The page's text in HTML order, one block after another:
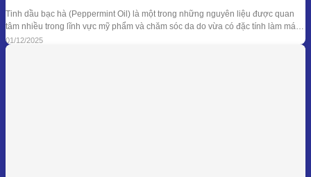
Tinh dầu bạc hà (Peppermint Oil) là một trong những nguyên liệu được quan
tâm nhiều trong lĩnh vực mỹ phẩm và chăm sóc da do vừa có đặc tính làm mát
đặc trưng, vừa sở hữu phổ kháng khuẩn và khử mùi tự nhiên đã được ghi nhận
trong nhiều nghiên cứu. Giá trị
01/12/2025